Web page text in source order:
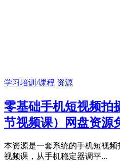
学习培训/课程 资源
零基础手机短视频拍
节视频课）网盘资源
本资源是一套系统的手机短视
视频课，从手机稳定器调平...